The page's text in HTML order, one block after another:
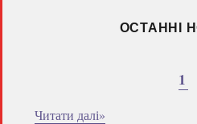
ОСТАННІ
1
Читати далі»